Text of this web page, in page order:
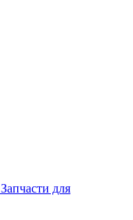
Запчасти для